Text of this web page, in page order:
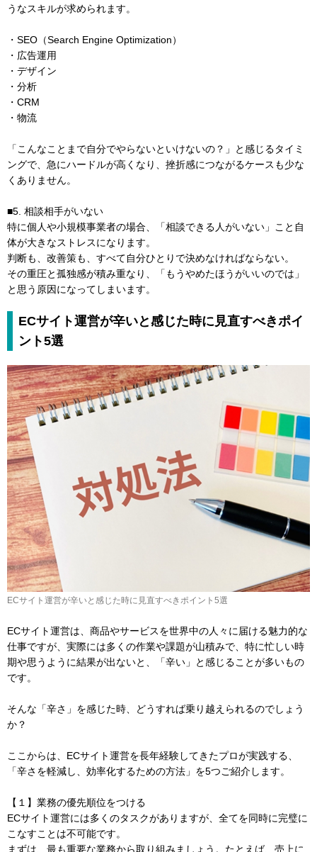
うなスキルが求められます。
・SEO（Search Engine Optimization）
・広告運用
・デザイン
・分析
・CRM
・物流
「こんなことまで自分でやらないといけないの？」と感じるタイミ
ングで、急にハードルが高くなり、挫折感につながるケースも少な
くありません。
■5. 相談相手がいない
特に個人や小規模事業者の場合、「相談できる人がいない」こと自
体が大きなストレスになります。
判断も、改善策も、すべて自分ひとりで決めなければならない。
その重圧と孤独感が積み重なり、「もうやめたほうがいいのでは」
と思う原因になってしまいます。
ECサイト運営が辛いと感じた時に見直すべきポイ
ント5選
ECサイト運営が辛いと感じた時に見直すべきポイント5選
ECサイト運営は、商品やサービスを世界中の人々に届ける魅力的な
仕事ですが、実際には多くの作業や課題が山積みで、特に忙しい時
期や思うように結果が出ないと、「辛い」と感じることが多いもの
です。
そんな「辛さ」を感じた時、どうすれば乗り越えられるのでしょう
か？
ここからは、ECサイト運営を長年経験してきたプロが実践する、
「辛さを軽減し、効率化するための方法」を5つご紹介します。
【１】業務の優先順位をつける
ECサイト運営には多くのタスクがありますが、全てを同時に完璧に
こなすことは不可能です。
まずは、最も重要な業務から取り組みましょう。たとえば、売上に